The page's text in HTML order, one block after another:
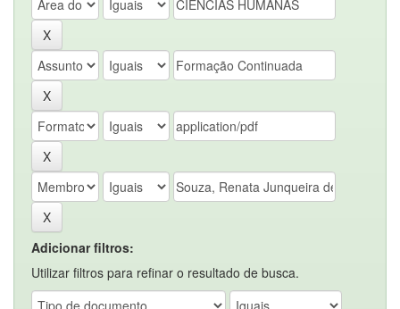
Adicionar filtros:
Utilizar filtros para refinar o resultado de busca.